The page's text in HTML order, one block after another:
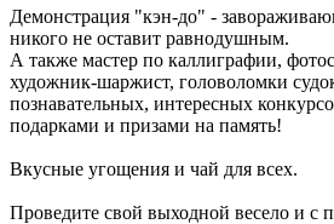
Демонстрация "кэн-до" -
никого не оставит равнодушным.
А также мастер по каллиграфии,
художник-шаржист, головоломки
познавательных, интересных
подарками и призами на память!
Вкусные угощения и чай для всех.
Проведите свой выходной весело и с